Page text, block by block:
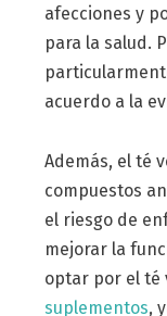
afecciones y
para la salud.
acuerdo a la
Además, el té
compuestos
el riesgo de
mejorar la
optar por el té
suplementos,